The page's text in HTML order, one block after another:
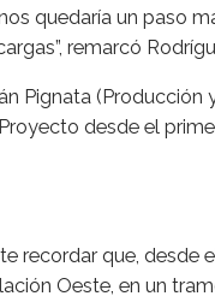
quedaría un paso
remarcó
Pignata
desde el
recordar que, desde
Oeste, en un